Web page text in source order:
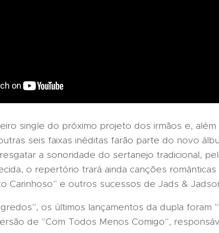
single do próximo projeto dos irmãos e, além
seis faixas inéditas farão parte do novo
a sonoridade do sertanejo tradicional,
o repertório trará ainda canções românticas
Carinhoso" e outros sucessos de Jads &
os últimos lançamentos da dupla foram
de "Com Todos Menos Comigo",